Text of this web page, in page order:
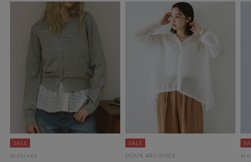
archives DOUX ARCHIVES